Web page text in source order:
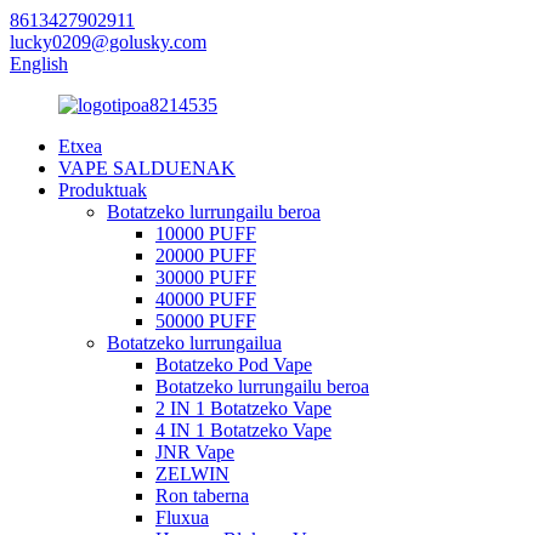
8613427902911
lucky0209@golusky.com
English
Etxea
VAPE SALDUENAK
Produktuak
Botatzeko lurrungailu beroa
10000 PUFF
20000 PUFF
30000 PUFF
40000 PUFF
50000 PUFF
Botatzeko lurrungailua
Botatzeko Pod Vape
Botatzeko lurrungailu beroa
2 IN 1 Botatzeko Vape
4 IN 1 Botatzeko Vape
JNR Vape
ZELWIN
Ron taberna
Fluxua